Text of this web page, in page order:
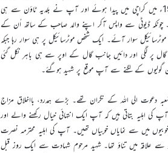
کے نام پر آپ کا نام رکھا گیا) حیدرآباد دکن کے نواب کے چیف سیکرٹری تھے۔ شہید مرحوم 1972ء میں کراچی میں پیدا ہوئے اور آپ نے بلدیہ ٹاؤن سے ہی
چونکہ ڈیوٹی سے واپس آکر اپنے والد صاحب کے ساتھ اُن کے
23؍ اکتوبر کی رات پونے نو بجے دو موٹرسائیکل سوار آئے۔ ایک شخص موٹرسائیکل پر ہی سوار رہا جبکہ
پر لگی اور دائیں جانب گال کے اوپر سے ہی باہر نکل گئی
گولیوں کے لگنے سے آپ موقع پر شہید ہوگئے۔
دعوت الی اللہ کے نگران تھے۔ بڑے ہمدرد، بااخلاق مزاج
اہلیہ بتاتی ہیں کہ آپ ایک انتہائی خیال رکھنے والے اور
میں سے نمایاں خوبیاں تھیں۔ آپ کی اہلیہ محترمہ نصرت
سے علاقہ میں تناؤ تھا۔ شہید مرحوم شہادت سے ایک روز قبل